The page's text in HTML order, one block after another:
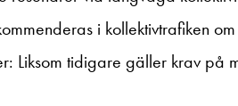
i kollektivtrafiken
Liksom tidigare gäller krav på